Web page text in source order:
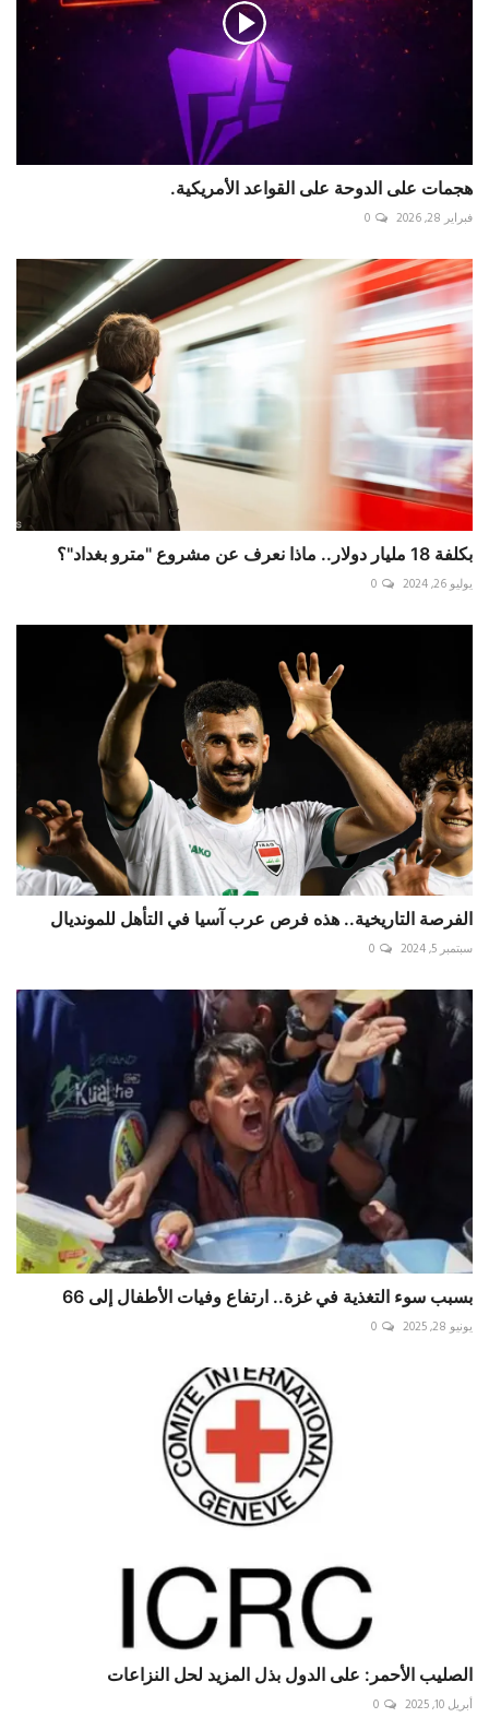
هجمات على الدوحة على القواعد الأمريكية.
فبراير 28, 2026 0
بكلفة 18 مليار دولار.. ماذا نعرف عن مشروع "مترو بغداد"؟
يوليو 26, 2024 0
الفرصة التاريخية.. هذه فرص عرب آسيا في التأهل للمونديال
سبتمبر 5, 2024 0
بسبب سوء التغذية في غزة.. ارتفاع وفيات الأطفال إلى 66
يونيو 28, 2025 0
الصليب الأحمر: على الدول بذل المزيد لحل النزاعات
أبريل 10, 2025 0